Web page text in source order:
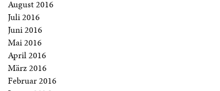
August 2016
Juli 2016
Juni 2016
Mai 2016
April 2016
März 2016
Februar 2016